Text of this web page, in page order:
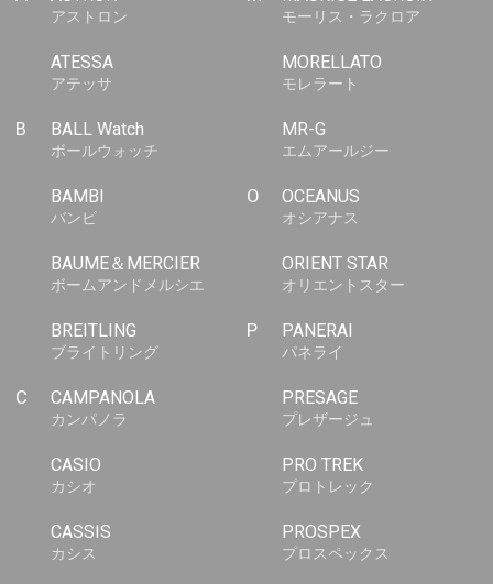
アストロン
ATESSA
アテッサ
B BALL Watch
ボールウォッチ
BAMBI
バンビ
BAUME＆MERCIER
ボームアンドメルシエ
BREITLING
ブライトリング
C CAMPANOLA
カンパノラ
CASIO
カシオ
CASSIS
カシス
モーリス・ラクロア
MORELLATO
モレラート
MR-G
エムアールジー
O OCEANUS
オシアナス
ORIENT STAR
オリエントスター
P PANERAI
パネライ
PRESAGE
プレザージュ
PRO TREK
プロトレック
PROSPEX
プロスペックス